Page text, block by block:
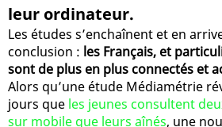
leur ordinateur.
Les études s’enchaînent et en
conclusion : les Français, et
sont de plus en plus connectés et
Alors qu’une étude Médiamétrie
jours que les jeunes consultent
sur mobile que leurs aînés, une